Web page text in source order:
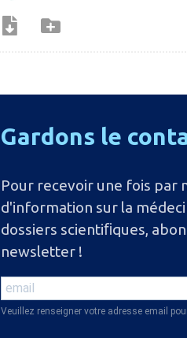
Gardons le
Pour recevoir une fois par
d'information sur la
dossiers scientiﬁques,
newsletter !
Veuillez renseigner votre adresse email